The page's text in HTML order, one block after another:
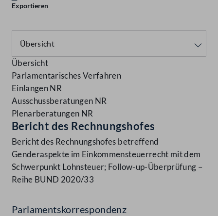
Exportieren
Übersicht
Parlamentarisches Verfahren
Einlangen NR
Ausschussberatungen NR
Plenarberatungen NR
Bericht des Rechnungshofes
Bericht des Rechnungshofes betreffend
Genderaspekte im Einkommensteuerrecht mit dem
Schwerpunkt Lohnsteuer; Follow-up-Überprüfung –
Reihe BUND 2020/33
Parlamentskorrespondenz